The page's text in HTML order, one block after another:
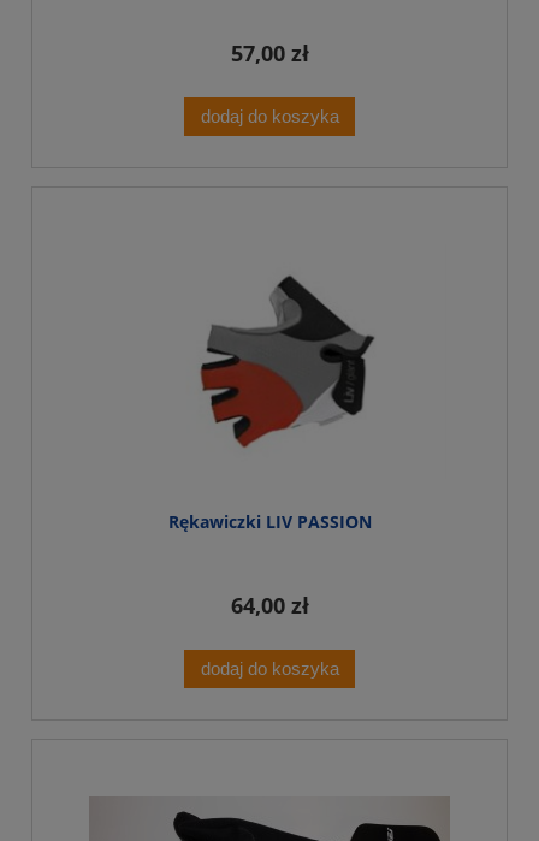
57,00 zł
dodaj do koszyka
Rękawiczki LIV PASSION
64,00 zł
dodaj do koszyka